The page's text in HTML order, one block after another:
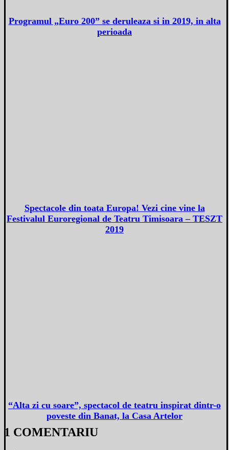
Programul „Euro 200” se deruleaza si in 2019, in alta
perioada
Spectacole din toata Europa! Vezi cine vine la
Festivalul Euroregional de Teatru Timisoara – TESZT
2019
“Alta zi cu soare”, spectacol de teatru inspirat dintr-o
poveste din Banat, la Casa Artelor
1 COMENTARIU